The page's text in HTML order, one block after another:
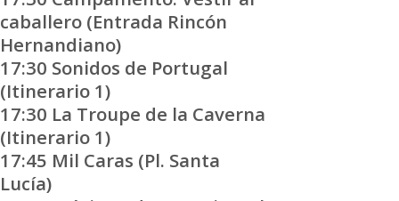
caballero (Entrada Rincón
Hernandiano)
17:30 Sonidos de Portugal
(Itinerario 1)
17:30 La Troupe de la Caverna
(Itinerario 1)
17:45 Mil Caras (Pl. Santa
Lucía)